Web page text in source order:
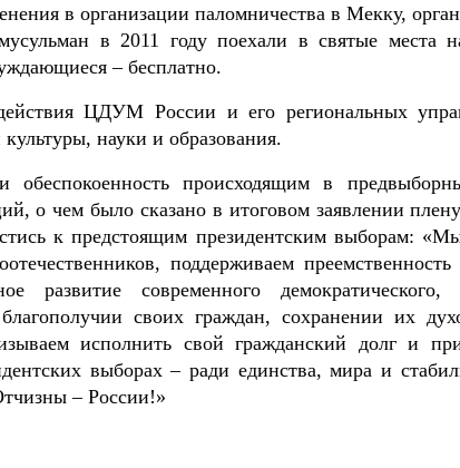
в организации паломничества в Мекку,
в 2011 году поехали в святые места
– бесплатно.
ЦДУМ России и его региональных
науки и образования.
обеспокоенность происходящим в
о чем было сказано в итоговом заявлении
к предстоящим президентским выборам:
поддерживаем
развитие современного демократического,
своих граждан, сохранении их
исполнить свой гражданский долг и
выборах – ради единства, мира и
– России!»